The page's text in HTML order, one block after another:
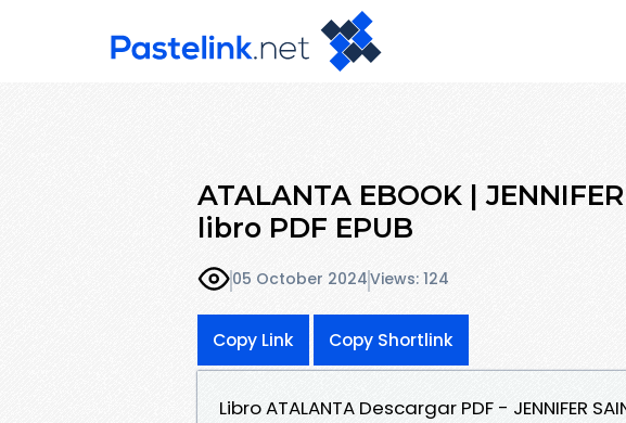
ATALANTA EBOOK |
libro PDF EPUB
05 October 2024Views: 124
Copy Link Copy Shortlink
Libro ATALANTA Descargar PDF - JENNIFER